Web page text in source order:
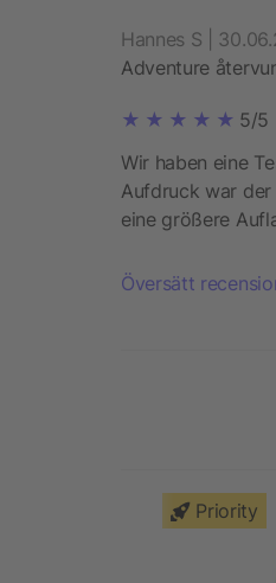
Hannes S |
Adventure
5/5
Wir haben eine
Aufdruck war
eine größere
Översätt
Priority